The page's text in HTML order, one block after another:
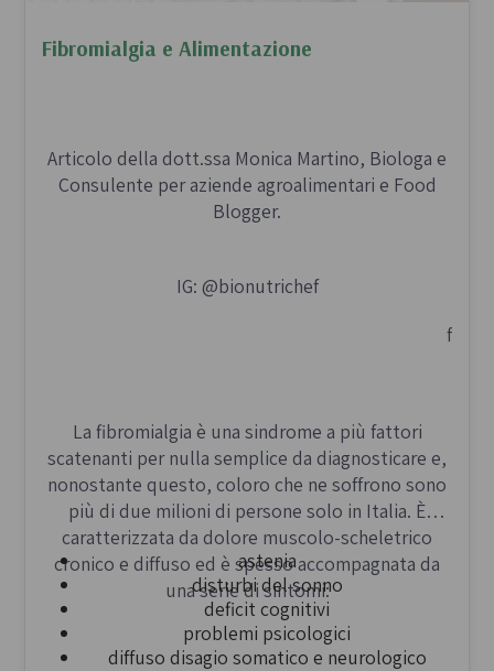
Fibromialgia e Alimentazione
Articolo della dott.ssa Monica Martino, Biologa e
Consulente per aziende agroalimentari e Food
Blogger.
IG: @bionutrichef
f
La fibromialgia è una sindrome a più fattori
scatenanti per nulla semplice da diagnosticare e,
nonostante questo, coloro che ne soffrono sono
più di due milioni di persone solo in Italia. È
caratterizzata da dolore muscolo-scheletrico
cronico e diffuso ed è spesso accompagnata da
una serie di sintomi:
astenia
disturbi del sonno
deficit cognitivi
problemi psicologici
diffuso disagio somatico e neurologico